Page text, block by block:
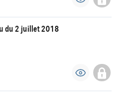
du 2 juillet 2018